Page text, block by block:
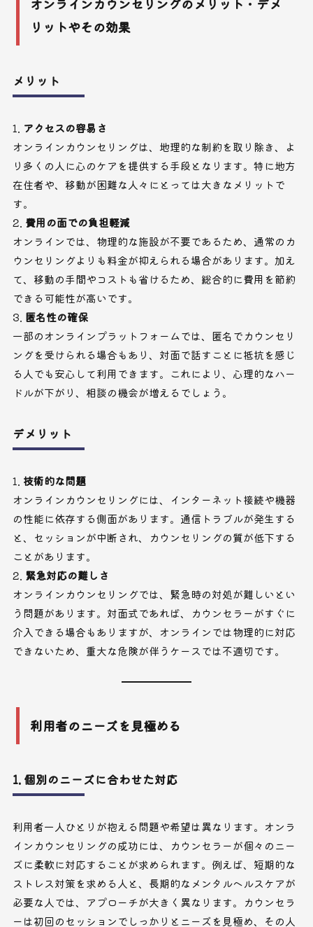
リットやその効果
メリット
アクセスの容易さ
オンラインカウンセリングは、地理的な制約を取り除き、よ
り多くの人に心のケアを提供する手段となります。特に地方
在住者や、移動が困難な人々にとっては大きなメリットで
す。
費用の面での負担軽減
オンラインでは、物理的な施設が不要であるため、通常のカ
ウンセリングよりも料金が抑えられる場合があります。加え
て、移動の手間やコストも省けるため、総合的に費用を節約
できる可能性が高いです。
匿名性の確保
一部のオンラインプラットフォームでは、匿名でカウンセリ
ングを受けられる場合もあり、対面で話すことに抵抗を感じ
る人でも安心して利用できます。これにより、心理的なハー
ドルが下がり、相談の機会が増えるでしょう。
デメリット
技術的な問題
オンラインカウンセリングには、インターネット接続や機器
の性能に依存する側面があります。通信トラブルが発生する
と、セッションが中断され、カウンセリングの質が低下する
ことがあります。
緊急対応の難しさ
オンラインカウンセリングでは、緊急時の対処が難しいとい
う問題があります。対面式であれば、カウンセラーがすぐに
介入できる場合もありますが、オンラインでは物理的に対応
できないため、重大な危険が伴うケースでは不適切です。
利用者のニーズを見極める
1. 個別のニーズに合わせた対応
利用者一人ひとりが抱える問題や希望は異なります。オンラ
インカウンセリングの成功には、カウンセラーが個々のニー
ズに柔軟に対応することが求められます。例えば、短期的な
ストレス対策を求める人と、長期的なメンタルヘルスケアが
必要な人では、アプローチが大きく異なります。カウンセラ
ーは初回のセッションでしっかりとニーズを見極め、その人